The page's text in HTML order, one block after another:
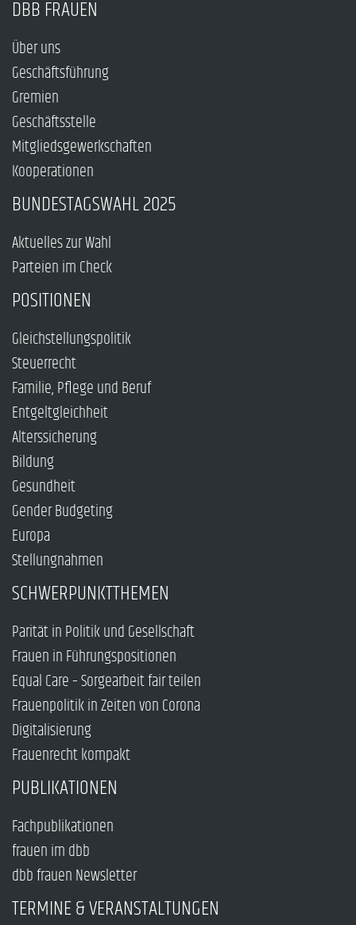
DBB FRAUEN
Über uns
Geschäftsführung
Gremien
Geschäftsstelle
Mitgliedsgewerkschaften
Kooperationen
BUNDESTAGSWAHL 2025
Aktuelles zur Wahl
Parteien im Check
POSITIONEN
Gleichstellungspolitik
Steuerrecht
Familie, Pflege und Beruf
Entgeltgleichheit
Alterssicherung
Bildung
Gesundheit
Gender Budgeting
Europa
Stellungnahmen
SCHWERPUNKTTHEMEN
Parität in Politik und Gesellschaft
Frauen in Führungspositionen
Equal Care – Sorgearbeit fair teilen
Frauenpolitik in Zeiten von Corona
Digitalisierung
Frauenrecht kompakt
PUBLIKATIONEN
Fachpublikationen
frauen im dbb
dbb frauen Newsletter
TERMINE & VERANSTALTUNGEN